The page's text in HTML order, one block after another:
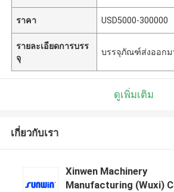
ราคา USD5000-300000
รายละเอียดการบรร
จุ
บรรจุภัณฑ์ส่งออกม
ดูเพิ่มเติม
เกี่ยวกับเรา
Xinwen Machinery
Manufacturing (Wuxi)